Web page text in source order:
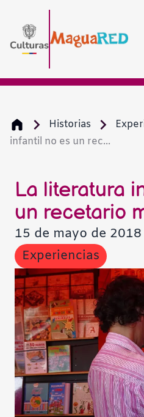
Historias
infantil no es un rec...
La literatura
un recetario
15 de mayo de 2018
Experiencias